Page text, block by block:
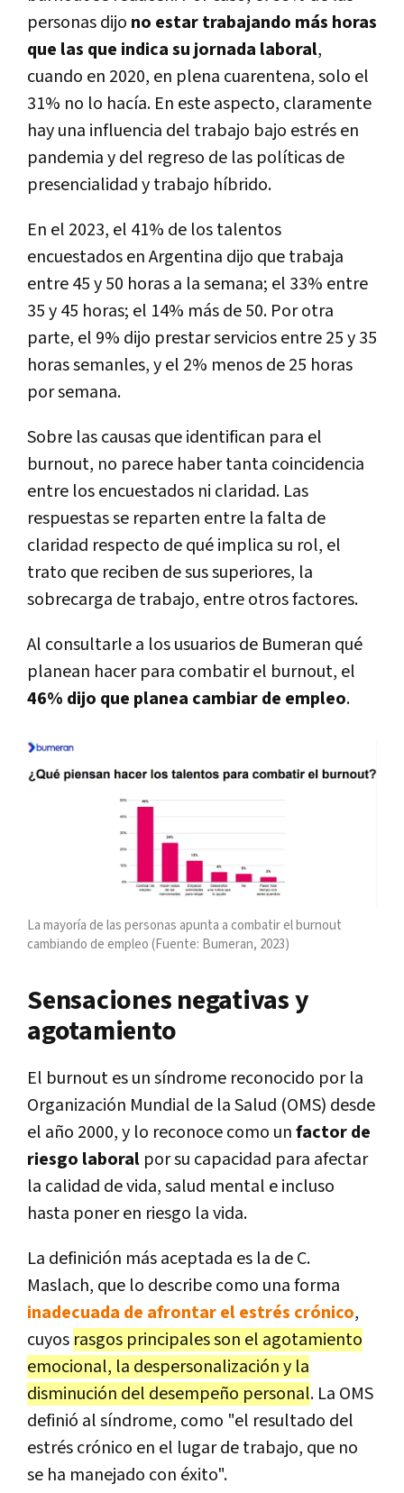
personas dijo no estar trabajando más horas
que las que indica su jornada laboral,
cuando en 2020, en plena cuarentena, solo el
31% no lo hacía. En este aspecto, claramente
hay una influencia del trabajo bajo estrés en
pandemia y del regreso de las políticas de
presencialidad y trabajo híbrido.
En el 2023, el 41% de los talentos
encuestados en Argentina dijo que trabaja
entre 45 y 50 horas a la semana; el 33% entre
35 y 45 horas; el 14% más de 50. Por otra
parte, el 9% dijo prestar servicios entre 25 y 35
horas semanles, y el 2% menos de 25 horas
por semana.
Sobre las causas que identifican para el
burnout, no parece haber tanta coincidencia
entre los encuestados ni claridad. Las
respuestas se reparten entre la falta de
claridad respecto de qué implica su rol, el
trato que reciben de sus superiores, la
sobrecarga de trabajo, entre otros factores.
Al consultarle a los usuarios de Bumeran qué
planean hacer para combatir el burnout, el
46% dijo que planea cambiar de empleo.
La mayoría de las personas apunta a combatir el burnout
cambiando de empleo (Fuente: Bumeran, 2023)
Sensaciones negativas y
agotamiento
El burnout es un síndrome reconocido por la
Organización Mundial de la Salud (OMS) desde
el año 2000, y lo reconoce como unfactor de
riesgo laboral por su capacidad para afectar
la calidad de vida, salud mental e incluso
hasta poner en riesgo la vida.
La definición más aceptada es la de C.
Maslach, que lo describe como una forma
inadecuada de afrontar el estrés crónico,
cuyos rasgos principales son el agotamiento
emocional, la despersonalización y la
disminución del desempeño personal. La OMS
definió al síndrome, como "el resultado del
estrés crónico en el lugar de trabajo, que no
se ha manejado con éxito".